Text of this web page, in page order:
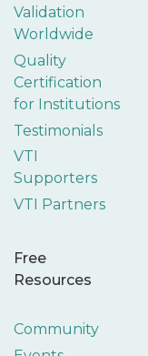
Validation
Worldwide
Quality
Certification
for Institutions
Testimonials
VTI
Supporters
VTI Partners
Free
Resources
Community